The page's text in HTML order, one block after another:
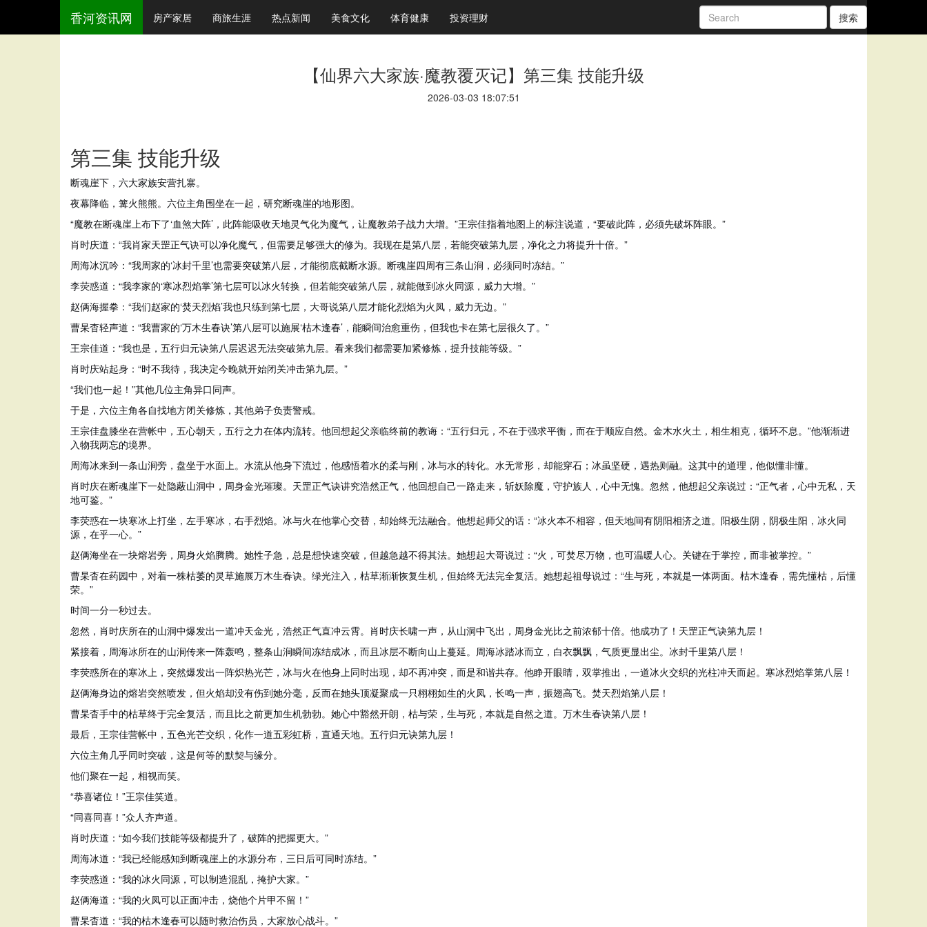
香河资讯网 房产家居 商旅生涯 热点新闻 美食文化 体育健康 投资理财 搜索
【仙界六大家族·魔教覆灭记】第三集 技能升级
2026-03-03 18:07:51
第三集 技能升级
断魂崖下，六大家族安营扎寨。
夜幕降临，篝火熊熊。六位主角围坐在一起，研究断魂崖的地形图。
“魔教在断魂崖上布下了‘血煞大阵’，此阵能吸收天地灵气化为魔气，让魔教弟子战力大增。”王宗佳指着地图上的标注说道，“要破此阵，必须先破坏阵眼。”
肖时庆道：“我肖家天罡正气诀可以净化魔气，但需要足够强大的修为。我现在是第八层，若能突破第九层，净化之力将提升十倍。”
周海冰沉吟：“我周家的‘冰封千里’也需要突破第八层，才能彻底截断水源。断魂崖四周有三条山涧，必须同时冻结。”
李荧惑道：“我李家的‘寒冰烈焰掌’第七层可以冰火转换，但若能突破第八层，就能做到冰火同源，威力大增。”
赵俩海握拳：“我们赵家的‘焚天烈焰’我也只练到第七层，大哥说第八层才能化烈焰为火凤，威力无边。”
曹杲杳轻声道：“我曹家的‘万木生春诀’第八层可以施展‘枯木逢春’，能瞬间治愈重伤，但我也卡在第七层很久了。”
王宗佳道：“我也是，五行归元诀第八层迟迟无法突破第九层。看来我们都需要加紧修炼，提升技能等级。”
肖时庆站起身：“时不我待，我决定今晚就开始闭关冲击第九层。”
“我们也一起！”其他几位主角异口同声。
于是，六位主角各自找地方闭关修炼，其他弟子负责警戒。
王宗佳盘膝坐在营帐中，五心朝天，五行之力在体内流转。他回想起父亲临终前的教诲：“五行归元，不在于强求平衡，而在于顺应自然。金木水火土，相生相克，循环不息。”他渐渐进
入物我两忘的境界。
周海冰来到一条山涧旁，盘坐于水面上。水流从他身下流过，他感悟着水的柔与刚，冰与水的转化。水无常形，却能穿石；冰虽坚硬，遇热则融。这其中的道理，他似懂非懂。
肖时庆在断魂崖下一处隐蔽山洞中，周身金光璀璨。天罡正气诀讲究浩然正气，他回想自己一路走来，斩妖除魔，守护族人，心中无愧。忽然，他想起父亲说过：“正气者，心中无私，天
地可鉴。”
李荧惑在一块寒冰上打坐，左手寒冰，右手烈焰。冰与火在他掌心交替，却始终无法融合。他想起师父的话：“冰火本不相容，但天地间有阴阳相济之道。阳极生阴，阴极生阳，冰火同
源，在乎一心。”
赵俩海坐在一块熔岩旁，周身火焰腾腾。她性子急，总是想快速突破，但越急越不得其法。她想起大哥说过：“火，可焚尽万物，也可温暖人心。关键在于掌控，而非被掌控。”
曹杲杳在药园中，对着一株枯萎的灵草施展万木生春诀。绿光注入，枯草渐渐恢复生机，但始终无法完全复活。她想起祖母说过：“生与死，本就是一体两面。枯木逢春，需先懂枯，后懂
荣。”
时间一分一秒过去。
忽然，肖时庆所在的山洞中爆发出一道冲天金光，浩然正气直冲云霄。肖时庆长啸一声，从山洞中飞出，周身金光比之前浓郁十倍。他成功了！天罡正气诀第九层！
紧接着，周海冰所在的山涧传来一阵轰鸣，整条山涧瞬间冻结成冰，而且冰层不断向山上蔓延。周海冰踏冰而立，白衣飘飘，气质更显出尘。冰封千里第八层！
李荧惑所在的寒冰上，突然爆发出一阵炽热光芒，冰与火在他身上同时出现，却不再冲突，而是和谐共存。他睁开眼睛，双掌推出，一道冰火交织的光柱冲天而起。寒冰烈焰掌第八层！
赵俩海身边的熔岩突然喷发，但火焰却没有伤到她分毫，反而在她头顶凝聚成一只栩栩如生的火凤，长鸣一声，振翅高飞。焚天烈焰第八层！
曹杲杳手中的枯草终于完全复活，而且比之前更加生机勃勃。她心中豁然开朗，枯与荣，生与死，本就是自然之道。万木生春诀第八层！
最后，王宗佳营帐中，五色光芒交织，化作一道五彩虹桥，直通天地。五行归元诀第九层！
六位主角几乎同时突破，这是何等的默契与缘分。
他们聚在一起，相视而笑。
“恭喜诸位！”王宗佳笑道。
“同喜同喜！”众人齐声道。
肖时庆道：“如今我们技能等级都提升了，破阵的把握更大。”
周海冰道：“我已经能感知到断魂崖上的水源分布，三日后可同时冻结。”
李荧惑道：“我的冰火同源，可以制造混乱，掩护大家。”
赵俩海道：“我的火凤可以正面冲击，烧他个片甲不留！”
曹杲杳道：“我的枯木逢春可以随时救治伤员，大家放心战斗。”